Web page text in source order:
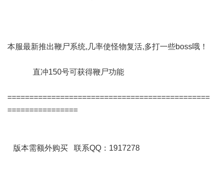
本服最新推出鞭尸系统,几率使怪物复活,多打一些boss哦！
直冲150号可获得鞭尸功能
==============================================
================
版本需额外购买 联系QQ：1917278